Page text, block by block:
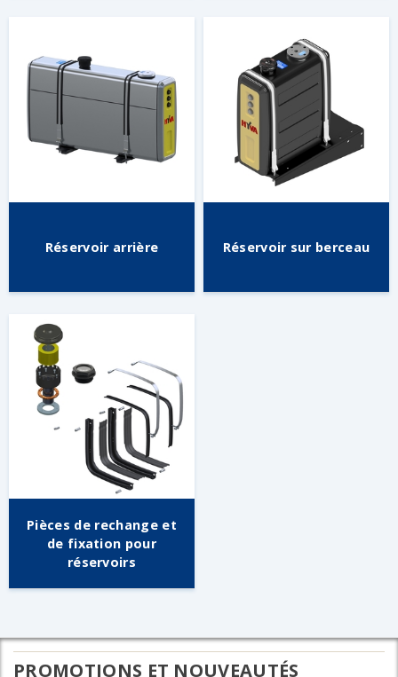
Réservoir arrière Réservoir sur berceau
Pièces de rechange et
de fixation pour
réservoirs
PROMOTIONS ET NOUVEAUTÉS